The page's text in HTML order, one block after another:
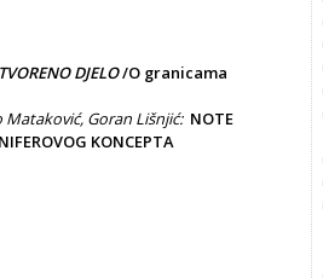
DJELO/O granicama
Goran Lišnjić: NOTE
KONCEPTA